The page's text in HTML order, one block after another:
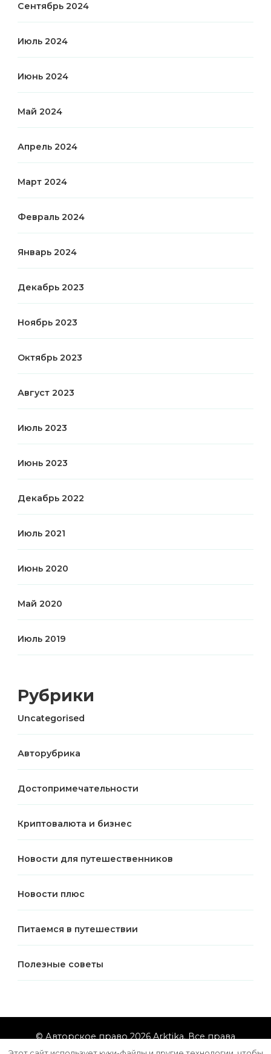
Сентябрь 2024
Июль 2024
Июнь 2024
Май 2024
Апрель 2024
Март 2024
Февраль 2024
Январь 2024
Декабрь 2023
Ноябрь 2023
Октябрь 2023
Август 2023
Июль 2023
Июнь 2023
Декабрь 2022
Июль 2021
Июнь 2020
Май 2020
Июль 2019
Рубрики
Uncategorised
Авторубрика
Достопримечательности
Криптовалюта и бизнес
Новости для путешественников
Новости плюс
Питаемся в путешествии
Полезные советы
© Авторское право 2026Arktika. Все права
защищены.Vilva | РазработанаBlossom Themes.